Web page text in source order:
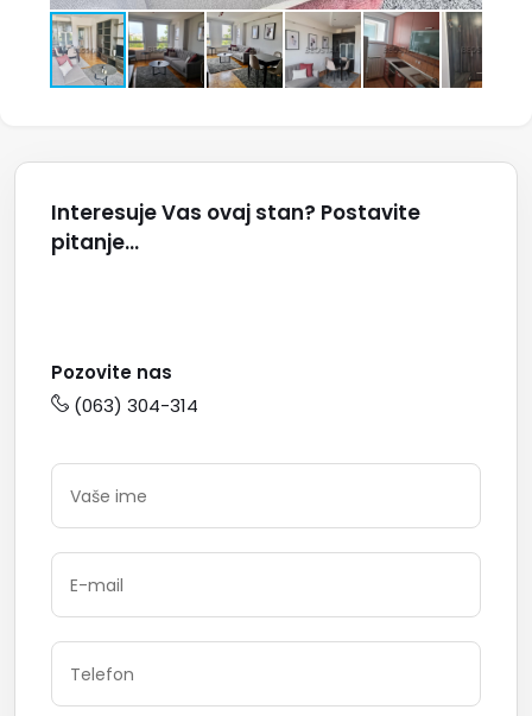
Interesuje Vas ovaj stan? Postavite
pitanje...
Pozovite nas
(063) 304-314